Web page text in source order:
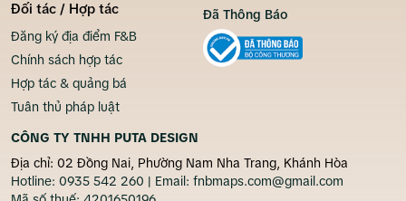
Đối tác / Hợp tác
Đăng ký địa điểm F&B
Chính sách hợp tác
Hợp tác & quảng bá
Tuân thủ pháp luật
CÔNG TY TNHH PUTA DESIGN
Địa chỉ: 02 Đồng Nai, Phường Nam Nha Trang, Khánh Hòa
Hotline: 0935 542 260 | Email: fnbmaps.com@gmail.com
Đã Thông Báo